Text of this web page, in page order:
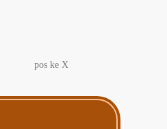
pos ke X